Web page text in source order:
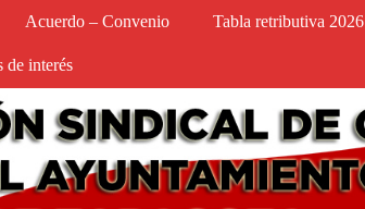
Acuerdo – Convenio Tabla retributiva 2026
de interés